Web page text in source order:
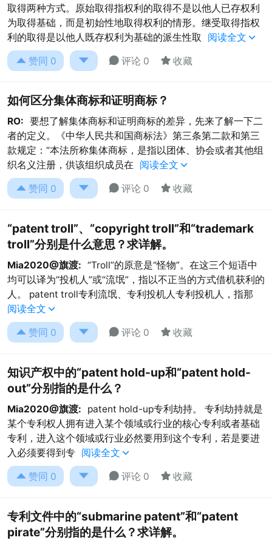
取得两种方式。原始取得指权利的取得不是以他人已存权利
为取得基础，而是初始性地取得权利的情形。继受取得指权
利的取得是以他人既存权利为基础的派生性取
阅读全文 
 赞同 0   评论 0  收藏
如何区分集体商标和证明商标？
RO: 要想了解集体商标和证明商标的差异，先来了解一下二
者的定义。《中华人民共和国商标法》第三条第二款和第三
款规定：“本法所称集体商标，是指以团体、协会或者其他组
织名义注册，供该组织成员在
阅读全文 
 赞同 0   评论 0  收藏
“patent troll”、“copyright troll”和“trademark
troll”分别是什么意思？求详解。
Mia2020@旗渡: “Troll”的原意是“怪物”。在这三个短语中
均可以译为“投机人”或“流氓”，指以不正当的方式借机获利的
人。 patent troll专利流氓、专利投机人专利投机人，指那
阅读全文 
 赞同 0   评论 0  收藏
知识产权中的“patent hold-up和“patent hold-
out”分别指的是什么？
Mia2020@旗渡:
patent hold-up专利劫持。 专利劫持就是
某个专利权人拥有进入某个领域或行业的核心专利或者基础
专利，进入这个领域或行业必然要用到这个专利，若是要进
入必须要得到专 阅读全文 
 赞同 0   评论 0  收藏
专利文件中的“submarine patent”和“patent
pirate”分别指的是什么？求详解。